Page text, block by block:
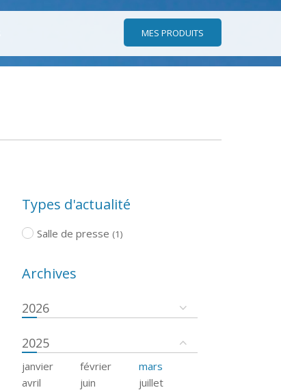
MES PRODUITS
Types d'actualité
Salle de presse (1)
Archives
2026
2025
janvier février
mars
avril
juin
juillet